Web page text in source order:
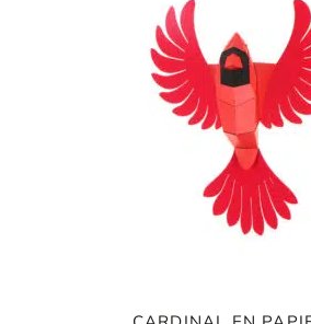
IDÉES CADEAUX
OBJETS PERSONNALISÉS